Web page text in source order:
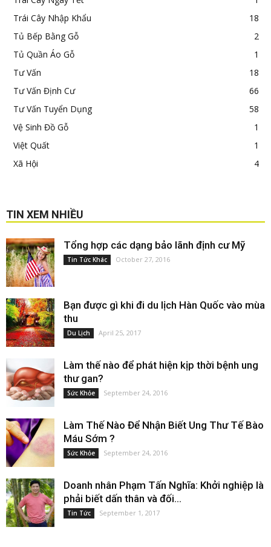
Trái Cây Nhập Khẩu
18
Tủ Bếp Bằng Gỗ
2
Tủ Quần Áo Gỗ
1
Tư Vấn
18
Tư Vấn Định Cư
66
Tư Vấn Tuyển Dụng
58
Vệ Sinh Đồ Gỗ
1
Việt Quất
1
Xã Hội
4
TIN XEM NHIỀU
Tổng hợp các dạng bảo lãnh định cư Mỹ
Tin Tức Khác October 27, 2016
Bạn được gì khi đi du lịch Hàn Quốc vào mùa
thu
Du Lịch April 25, 2017
Làm thế nào để phát hiện kịp thời bệnh ung
thư gan?
Sức Khỏe September 24, 2016
Làm Thế Nào Để Nhận Biết Ung Thư Tế Bào
Máu Sớm ?
Sức Khỏe September 24, 2016
Doanh nhân Phạm Tấn Nghĩa: Khởi nghiệp là
phải biết dấn thân và đối...
Tin Tức September 1, 2017